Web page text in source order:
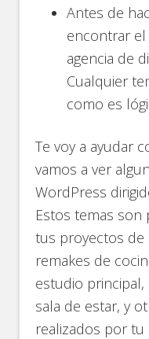
Antes de
encontrar el
agencia de
Cualquier
como es
Te voy a ayudar
vamos a ver
WordPress
Estos temas
tus proyectos de
remakes de
estudio
sala de estar, y
realizados por tu